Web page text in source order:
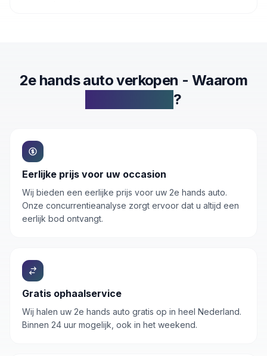
2e hands auto verkopen - Waarom
?
Eerlijke prijs voor uw occasion
Wij bieden een eerlijke prijs voor uw 2e hands auto.
Onze concurrentieanalyse zorgt ervoor dat u altijd een
eerlijk bod ontvangt.
Gratis ophaalservice
Wij halen uw 2e hands auto gratis op in heel Nederland.
Binnen 24 uur mogelijk, ook in het weekend.